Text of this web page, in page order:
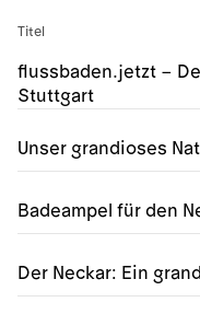
Titel
flussbaden.jetzt –
Stuttgart
Unser grandioses
Badeampel für den
Der Neckar: Ein